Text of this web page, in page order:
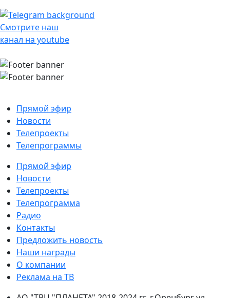
Смотрите наш
канал на youtube
Прямой эфир
Новости
Телепроекты
Телепрограммы
Прямой эфир
Новости
Телепроекты
Телепрограмма
Радио
Контакты
Предложить новость
Наши награды
О компании
Реклама на ТВ